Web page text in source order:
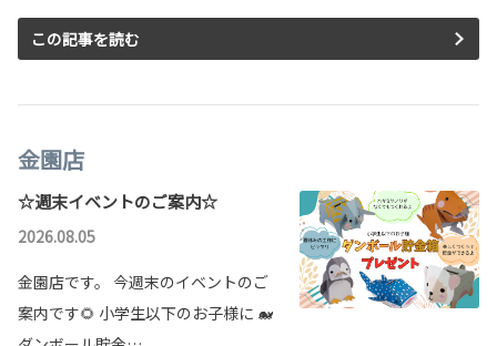
この記事を読む
金園店
☆週末イベントのご案内☆
2026.08.05
金園店です。 今週末のイベントのご
案内です🌻 小学生以下のお子様に 🐋